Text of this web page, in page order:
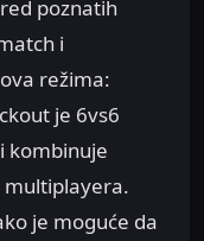
poznatih
i
režima:
je 6vs6
kombinuje
multiplayera.
je moguće da